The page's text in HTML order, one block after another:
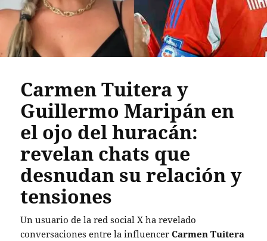
Carmen Tuitera y
Guillermo Maripán en
el ojo del huracán:
revelan chats que
desnudan su relación y
tensiones
Un usuario de la red social X ha revelado
conversaciones entre la influencerCarmen Tuitera